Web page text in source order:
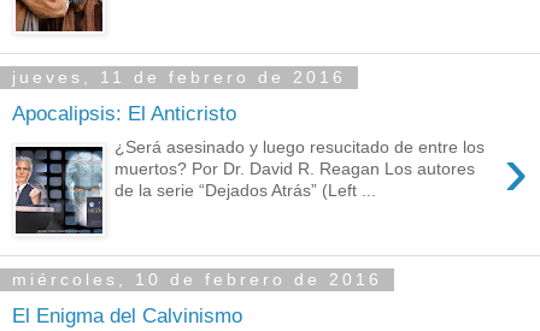
jueves, 11 de febrero de 2016
Apocalipsis: El Anticristo
›
¿Será asesinado y luego resucitado de entre los
muertos? Por Dr. David R. Reagan Los autores
de la serie “Dejados Atrás” (Left ...
miércoles, 10 de febrero de 2016
El Enigma del Calvinismo